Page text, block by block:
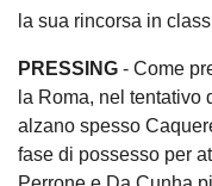
la sua rincorsa in
PRESSING - Come
la Roma, nel tentativo
alzano spesso
fase di possesso per